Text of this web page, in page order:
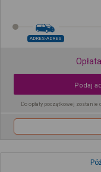
ADRES-ADRES
Podaj
Do opłaty początkowej